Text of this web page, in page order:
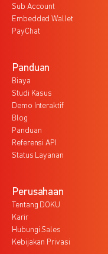
Sub Account
Embedded Wallet
PayChat
Panduan
Biaya
Studi Kasus
Demo Interaktif
Blog
Panduan
Referensi API
Status Layanan
Perusahaan
Tentang DOKU
Karir
Hubungi Sales
Kebijakan Privasi